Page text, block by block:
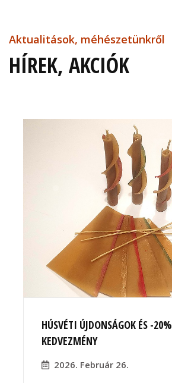
Aktualitások, méhészetünkről
HÍREK, AKCIÓK
HÚSVÉTI ÚJDONSÁGOK ÉS -20%
KEDVEZMÉNY
2026. Február 26.